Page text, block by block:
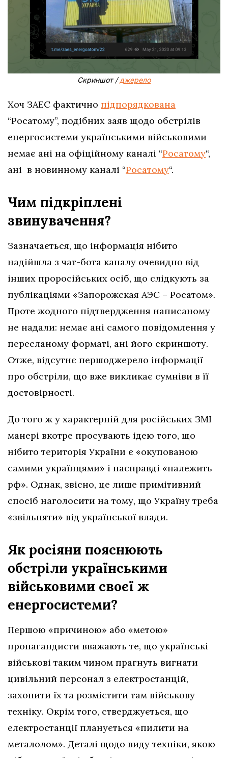
Скриншот /джерело
Хоч ЗАЕС фактично підпорядкована
“Росатому”, подібних заяв щодо обстрілів
енергосистеми українськими військовими
немає ані на офіційному каналі “Росатому“,
ані в новинному каналі “Росатому“.
Чим підкріплені
звинувачення?
Зазначається, що інформація нібито
надійшла з чат-бота каналу очевидно від
інших проросійських осіб, що слідкують за
публікаціями «Запорожская АЭС – Росатом».
Проте жодного підтвердження написаному
не надали: немає ані самого повідомлення у
пересланому форматі, ані його скриншоту.
Отже, відсутнє першоджерело інформації
про обстріли, що вже викликає сумніви в її
достовірності.
До того ж у характерній для російських ЗМІ
манері вкотре просувають ідею того, що
нібито територія України є «окупованою
самими українцями» і насправді «належить
рф». Однак, звісно, це лише примітивний
спосіб наголосити на тому, що Україну треба
«звільняти» від української влади.
Як росіяни пояснюють
обстріли українськими
військовими своєї ж
енергосистеми?
Першою «причиною» або «метою»
пропагандисти вважають те, що українські
військові таким чином прагнуть вигнати
цивільний персонал з електростанцій,
захопити їх та розмістити там військову
техніку. Окрім того, стверджується, що
електростанції планується «пилити на
металолом». Деталі щодо виду техніки, якою